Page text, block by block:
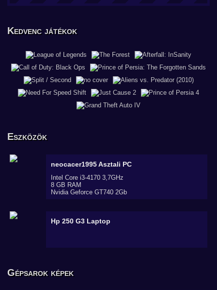
Kedvenc játékok
Eszközök
neocacer1995Asztali PC
Intel Core i3-4170 3,7GHz
8 GB RAM
Nvidia Geforce GT740 2Gb
Hp 250 G3 Laptop
Gépsarok képek